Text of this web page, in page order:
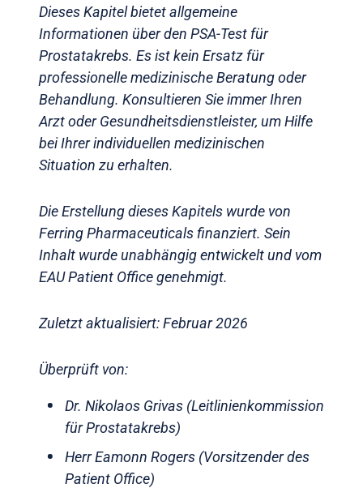
Dieses Kapitel bietet allgemeine
Informationen über den PSA-Test für
Prostatakrebs. Es ist kein Ersatz für
professionelle medizinische Beratung oder
Behandlung. Konsultieren Sie immer Ihren
Arzt oder Gesundheitsdienstleister, um Hilfe
bei Ihrer individuellen medizinischen
Situation zu erhalten.
Die Erstellung dieses Kapitels wurde von
Ferring Pharmaceuticals finanziert. Sein
Inhalt wurde unabhängig entwickelt und vom
EAU Patient Office genehmigt.
Zuletzt aktualisiert: Februar 2026
Überprüft von:
Dr. Nikolaos Grivas (Leitlinienkommission
für Prostatakrebs)
Herr Eamonn Rogers (Vorsitzender des
Patient Office)